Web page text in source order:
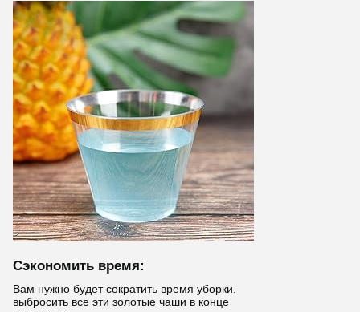
Сэкономить время:
Вам нужно будет сократить время уборки,
выбросить все эти золотые чаши в конце